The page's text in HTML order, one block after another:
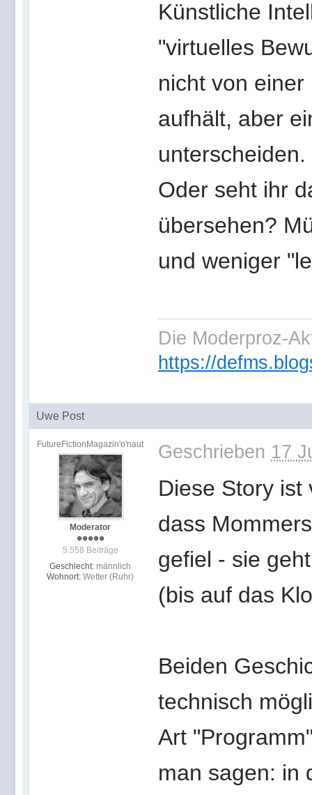
Künstliche
"virtuelles
nicht von
aufhält, aber
unterscheiden.
Oder seht ihr
übersehen?
und weniger
Die Moderproz-
https://
Uwe Post
FutureFictionMagazin'o'naut
Moderator
5.558 Beiträge
Geschlecht: männlich
Wohnort: Wetter (Ruhr)
Geschrieben 17
Diese Story ist
dass
gefiel - sie
(bis auf das
Beiden
technisch
Art
man sagen: in